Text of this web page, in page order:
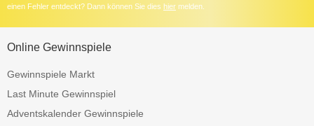
einen Fehler entdeckt? Dann können Sie dies hier melden.
Online Gewinnspiele
Gewinnspiele Markt
Last Minute Gewinnspiel
Adventskalender Gewinnspiele